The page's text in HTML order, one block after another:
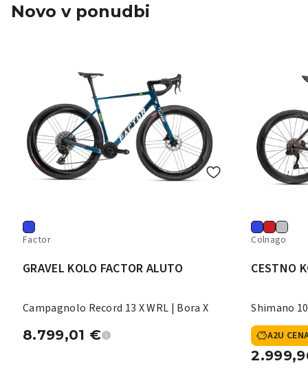
Novo v ponudbi
Factor
GRAVEL KOLO FACTOR ALUTO
Campagnolo Record 13 X WRL | Bora X
8.799,01 €
Colnago
CESTNO
Shimano
A2U